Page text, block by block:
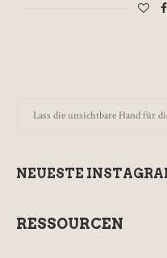
NEUESTE
RESSOURCEN